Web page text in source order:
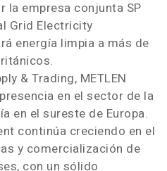
la empresa conjunta SP
Grid Electricity
energía limpia a más de
& Trading, METLEN
en el sector de la
en el sureste de Europa.
continúa creciendo en el
y comercialización de
con un sólido